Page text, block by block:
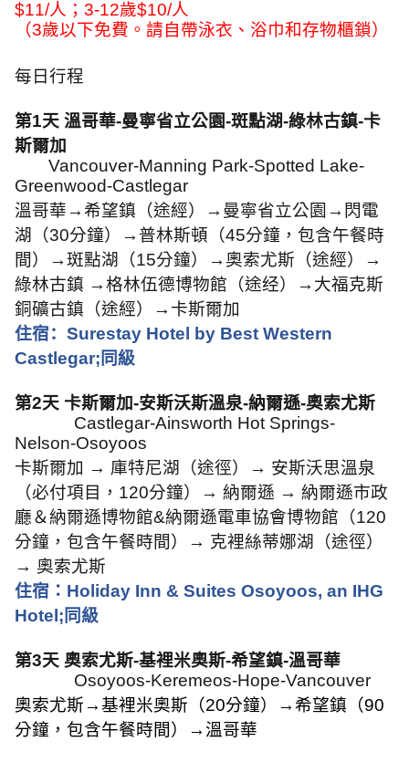
$11/人； 3-12歲$10/人
（3歲以下免費。請自帶泳衣、浴巾和存物櫃鎖）
每日行程
第1天 溫哥華-曼寧省立公園-斑點湖-綠林古鎮-卡
斯爾加
Vancouver-Manning Park-Spotted Lake-
Greenwood-Castlegar
溫哥華→希望鎮（途經）→曼寧省立公園→閃電
湖（30分鐘）→普林斯頓（45分鐘，包含午餐時
間）→斑點湖（15分鐘）→奧索尤斯（途經）→
綠林古鎮 →格林伍德博物館（途经）→大福克斯
銅礦古鎮（途經）→卡斯爾加
住宿： Surestay Hotel by Best Western
Castlegar; 同級
第2天 卡斯爾加-安斯沃斯溫泉-納爾遜-奧索尤斯
Castlegar-Ainsworth Hot Springs-
Nelson-Osoyoos
卡斯爾加 → 庫特尼湖（途徑）→ 安斯沃思溫泉
（必付項目， 120分鐘）→ 納爾遜 → 納爾遜市政
廳＆納爾遜博物館&納爾遜電車協會博物館（120
分鐘，包含午餐時間）→ 克裡絲蒂娜湖（途徑）
→ 奧索尤斯
住宿： Holiday Inn & Suites Osoyoos, an IHG
Hotel; 同級
第3天 奧索尤斯-基裡米奧斯-希望鎮-溫哥華
Osoyoos-Keremeos-Hope-Vancouver
奧索尤斯→基裡米奧斯（20分鐘）→希望鎮（90
分鐘，包含午餐時間）→溫哥華